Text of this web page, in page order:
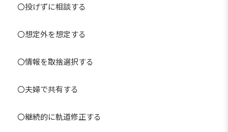
〇投げずに相談する
〇想定外を想定する
〇情報を取捨選択する
〇夫婦で共有する
〇継続的に軌道修正する